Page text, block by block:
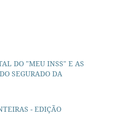
DO "MEU INSS" E AS
SEGURADO DA
- EDIÇÃO